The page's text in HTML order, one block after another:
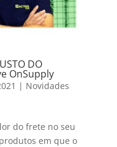
DO
OnSupply
| Novidades
do frete no seu
em que o